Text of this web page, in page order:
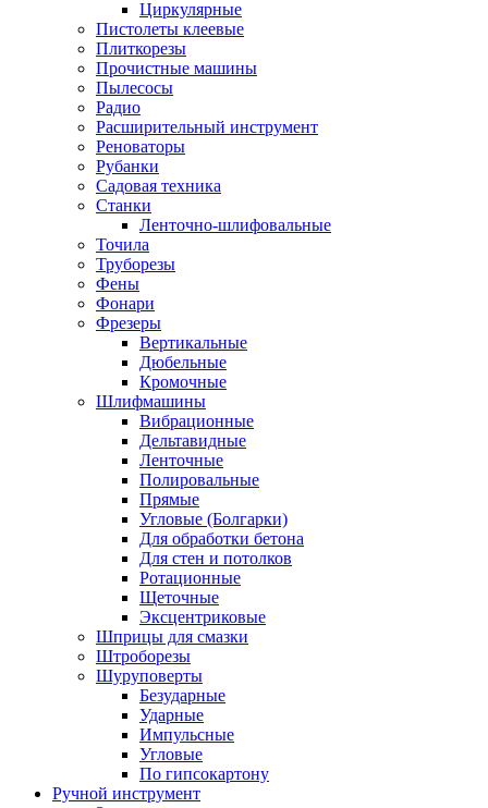
Циркулярные
Пистолеты клеевые
Плиткорезы
Прочистные машины
Пылесосы
Радио
Расширительный инструмент
Реноваторы
Рубанки
Садовая техника
Станки
Ленточно-шлифовальные
Точила
Труборезы
Фены
Фонари
Фрезеры
Вертикальные
Дюбельные
Кромочные
Шлифмашины
Вибрационные
Дельтавидные
Ленточные
Полировальные
Прямые
Угловые (Болгарки)
Для обработки бетона
Для стен и потолков
Ротационные
Щеточные
Эксцентриковые
Шприцы для смазки
Штроборезы
Шуруповерты
Безударные
Ударные
Импульсные
Угловые
По гипсокартону
Ручной инструмент